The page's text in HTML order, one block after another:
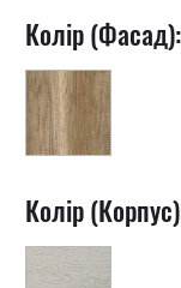
Колір (Фасад):
Колір